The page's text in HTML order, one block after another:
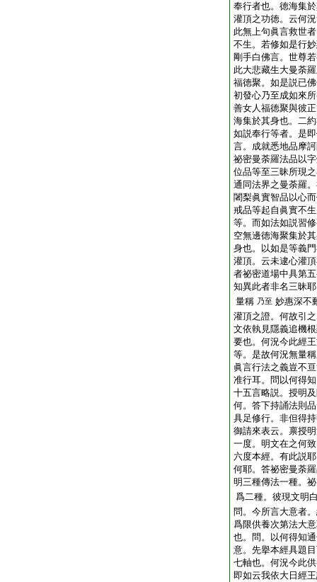
奉行者也。徳海集
灌頂之功徳。云何
此無上句眞言救世
不生。若修如是行
剛手白佛言。世尊
此大悲藏生大曼荼
福徳聚。如是説已
初發心乃至成如來
善女人福徳聚與彼
海集於其身也。二
如説奉行等者。是
言。成就悉地品摩
祕密曼荼羅法品以
位品等至三昧所現
通同法界之曼荼羅
闍梨眞實智品以心
戒品等起自眞實不
等。而如法如説習
空無邊徳海聚集於
身也。以如是等義
灌頂。云未逮心灌
者祕密道場中具第
知異此者非名三昧
量稱 乃至 妙惠深不
灌頂之證。何故引
文依執見隱義追機
要也。何況今此經
等。是故何況無量
眞言行法之義豈不
准行耳。問以何得
十五言略説。授明
何。答下持誦法則
具足修行。非但得
御請來表云。禀授
一度。明文在之何
六度本經。有此説
何耶。答祕密曼荼
明三種傳法一種。
爲二種。彼現文明
問。今所言大意者
爲限供養次第法大
也。問。以何得知
意。先擧本經具題
七軸也。何況今此
即如云我依大日經